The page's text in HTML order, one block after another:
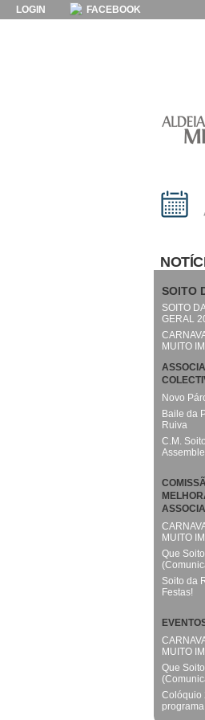
LOGIN FACEBOOK
SOITO
SOITO
GERAL
MUITO
Novo
Baile da
Ruiva
C.M.
MUITO
Que
Soito da
Festas!
MUITO
Que
Colóquio
programa